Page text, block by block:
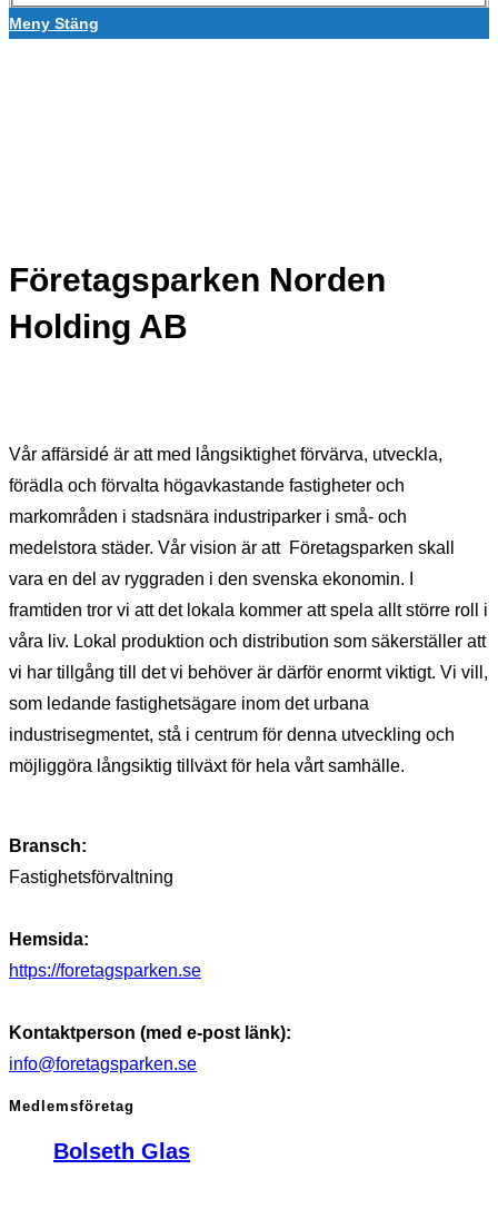
Meny Stäng
Företagsparken Norden
Holding AB
Vår affärsidé är att med långsiktighet förvärva, utveckla,
förädla och förvalta högavkastande fastigheter och
markområden i stadsnära industriparker i små- och
medelstora städer. Vår vision är att Företagsparken skall
vara en del av ryggraden i den svenska ekonomin. I
framtiden tror vi att det lokala kommer att spela allt större roll i
våra liv. Lokal produktion och distribution som säkerställer att
vi har tillgång till det vi behöver är därför enormt viktigt. Vi vill,
som ledande fastighetsägare inom det urbana
industrisegmentet, stå i centrum för denna utveckling och
möjliggöra långsiktig tillväxt för hela vårt samhälle.
Bransch:
Fastighetsförvaltning
Hemsida:
https://foretagsparken.se
Kontaktperson (med e-post länk):
info@foretagsparken.se
Medlemsföretag
Bolseth Glas